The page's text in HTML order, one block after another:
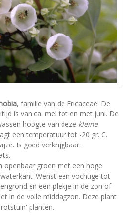
, familie van de Ericaceae. De
is van ca. mei tot en met juni. De
hoogte van deze kleine
een temperatuur tot -20 gr. C.
Is goed verkrijgbaar.
openbaar groen met een hoge
Wenst een vochtige tot
en een plekje in de zon of
in de volle middagzon. Deze plant
planten.